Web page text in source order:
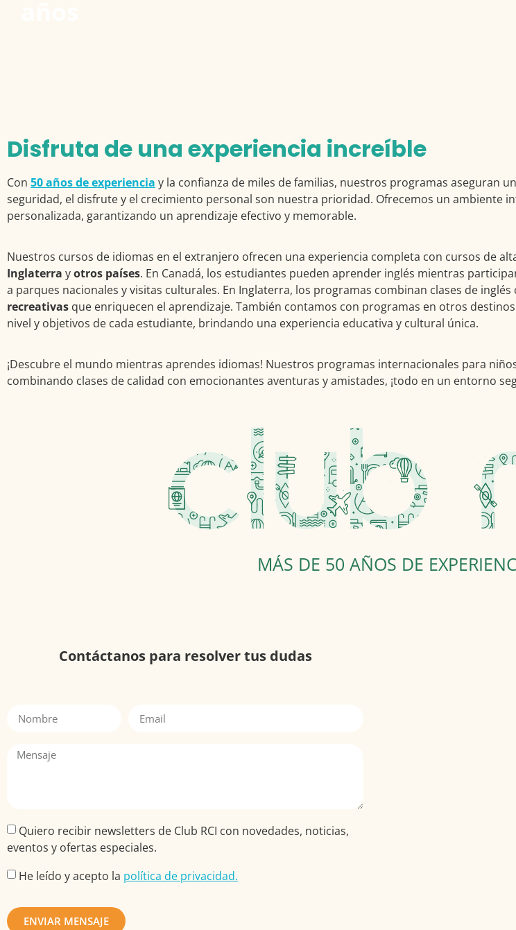
Disfruta de una experiencia increíble
Con 50 años de experiencia y la confianza de miles de familias, nuestros programas aseguran
seguridad, el disfrute y el crecimiento personal son nuestra prioridad. Ofrecemos un ambiente
personalizada, garantizando un aprendizaje efectivo y memorable.
Nuestros cursos de idiomas en el extranjero ofrecen una experiencia completa con cursos de
Inglaterra yotros países. En Canadá, los estudiantes pueden aprender inglés mientras
a parques nacionales y visitas culturales. En Inglaterra, los programas combinan clases de inglés
recreativas que enriquecen el aprendizaje. También contamos con programas en otros
nivel y objetivos de cada estudiante, brindando una experiencia educativa y cultural única.
¡Descubre el mundo mientras aprendes idiomas! Nuestros programas internacionales para
combinando clases de calidad con emocionantes aventuras y amistades, ¡todo en un entorno
MÁS DE 50 AÑOS DE
Contáctanos para resolver tus dudas
Quiero recibir newsletters de Club RCI con novedades, noticias,
eventos y ofertas especiales.
He leído y acepto la política de privacidad.
ENVIAR MENSAJE